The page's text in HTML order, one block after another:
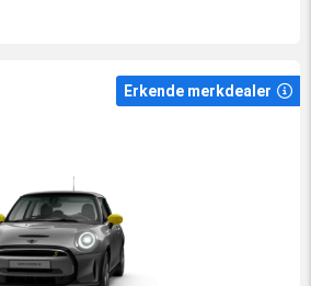
Erkende merkdealer